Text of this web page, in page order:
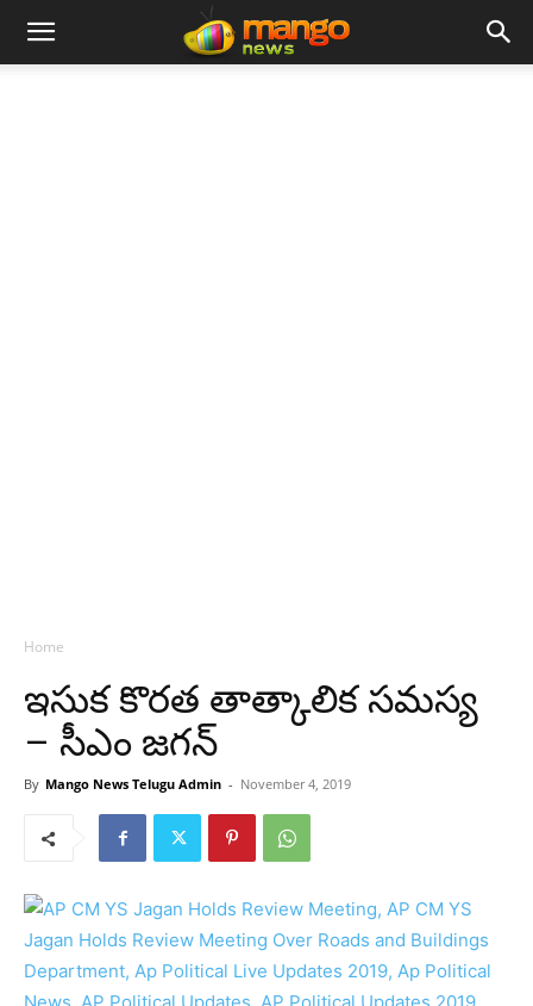
Home
ఇసుక కొరత తాత్కాలిక సమస్య
– సీఎం జగన్
By Mango News Telugu Admin - November 4, 2019